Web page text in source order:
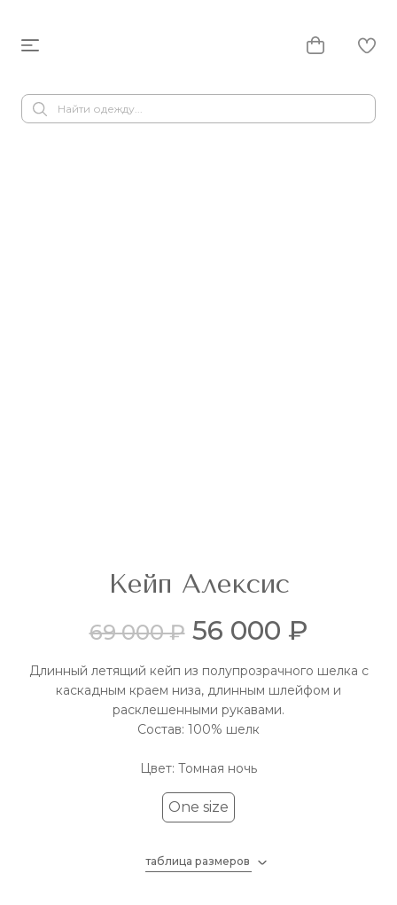
Кейп Алексис
69 000 ₽ 56 000 ₽
Длинный летящий кейп из полупрозрачного шелка с
каскадным краем низа, длинным шлейфом и
расклешенными рукавами.
Состав: 100% шелк
Цвет: Томная ночь
One size
таблица размеров